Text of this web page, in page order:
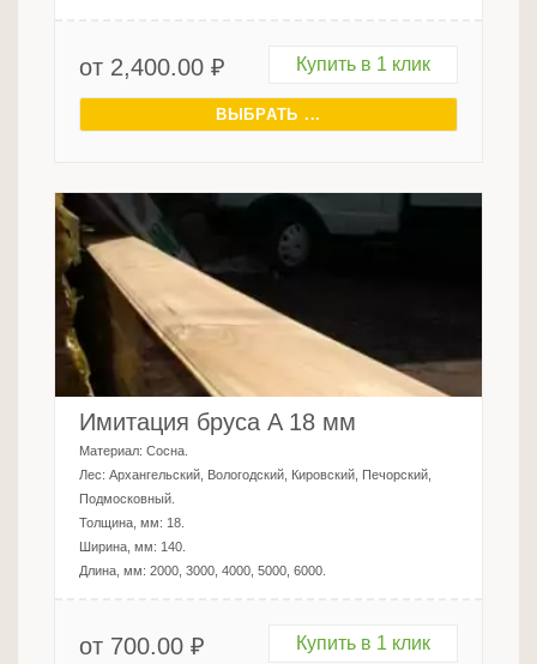
от 2,400.00 ₽ Купить в 1 клик
ВЫБРАТЬ ...
Имитация бруса A 18 мм
Материал: Сосна
Лес: Архангельский, Вологодский, Кировский, Печорский,
Подмосковный
Толщина, мм: 18
Ширина, мм: 140
Длина, мм: 2000, 3000, 4000, 5000, 6000
от 700.00 ₽ Купить в 1 клик